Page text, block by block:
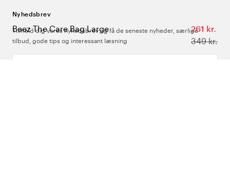
Beez The Care Bag Large
261 kr.
349 kr.
Nyhedsbrev
Tilmeld dig vores nyhedsbrev og få de seneste nyheder, særlige
tilbud, gode tips og interessant læsning
Indtast din e-mailadresse